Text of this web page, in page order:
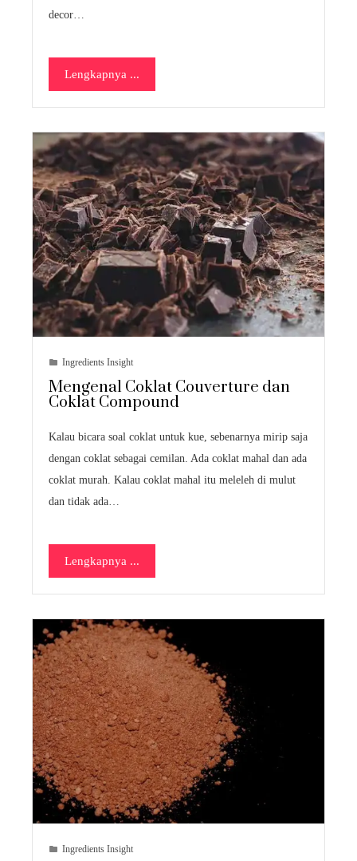
decor…
Lengkapnya ...
Ingredients Insight
Mengenal Coklat Couverture dan
Coklat Compound
Kalau bicara soal coklat untuk kue, sebenarnya mirip saja
dengan coklat sebagai cemilan. Ada coklat mahal dan ada
coklat murah. Kalau coklat mahal itu meleleh di mulut
dan tidak ada…
Lengkapnya ...
Ingredients Insight